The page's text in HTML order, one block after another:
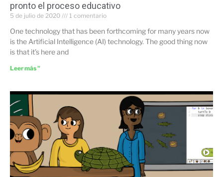
pronto el proceso educativo
5 de julio de 2020 1 comentario
One technology that has been forthcoming for many years now
is the Artificial Intelligence (AI) technology. The good thing now
is that it’s here and
Leer más "